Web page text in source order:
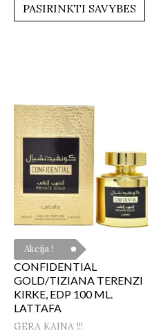
PASIRINKTI SAVYBES
Akcija !
CONFIDENTIAL
GOLD/TIZIANA TERENZI
KIRKE, EDP 100 ML.
LATTAFA
GERA KAINA !!!